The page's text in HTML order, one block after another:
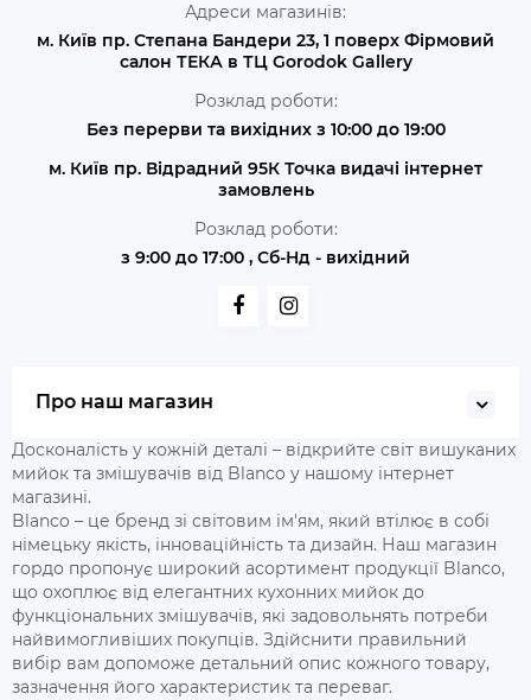
Адреси магазинів:
м. Київ пр. Степана Бандери 23, 1 поверх Фірмовий
салон ТЕКА в ТЦ Gorodok Gallery
Розклад роботи:
Без перерви та вихідних з 10:00 до 19:00
м. Київ пр. Відрадний 95К Точка видачі інтернет
замовлень
Розклад роботи:
з 9:00 до 17:00 , Сб-Нд - вихідний
Про наш магазин
Досконалість у кожній деталі – відкрийте світ вишуканих
мийок та змішувачів від Blanco у нашому інтернет
магазині.
Blanco – це бренд зі світовим ім'ям, який втілює в собі
німецьку якість, інноваційність та дизайн. Наш магазин
гордо пропонує широкий асортимент продукції Blanco,
що охоплює від елегантних кухонних мийок до
функціональних змішувачів, які задовольнять потреби
найвимогливіших покупців. Здійснити правильний
вибір вам допоможе детальний опис кожного товару,
зазначення його характеристик та переваг.